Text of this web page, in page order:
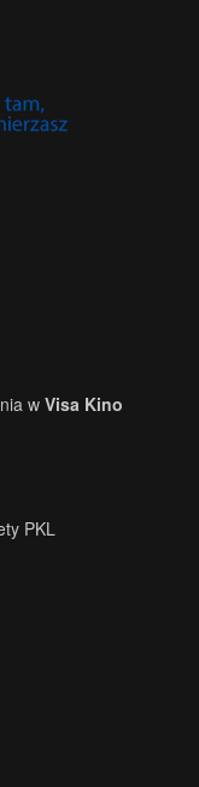
w Visa Kino
PKL